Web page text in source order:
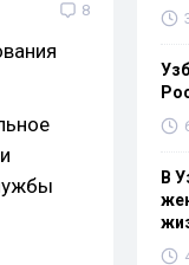
8
В